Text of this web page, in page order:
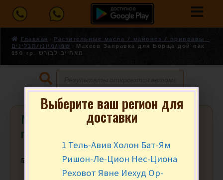
Главная
Растительные масла / майонез / приправы -
שמן/מיונז/תבלינים
Махеев Заправка для Борща дой пак
250 гр. מאחייב לבורש
Махеев Заправка для Борща дой
₪ за шт.
Выберите ваш регион для
доставки
1 Тель-Авив Холон Бат-Ям
Ришон-Ле-Цион Нес-Циона
Реховот Явне Иехуд Ор-